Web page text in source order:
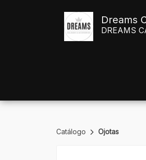
Dreams
DREAMS
Catálogo Ojotas